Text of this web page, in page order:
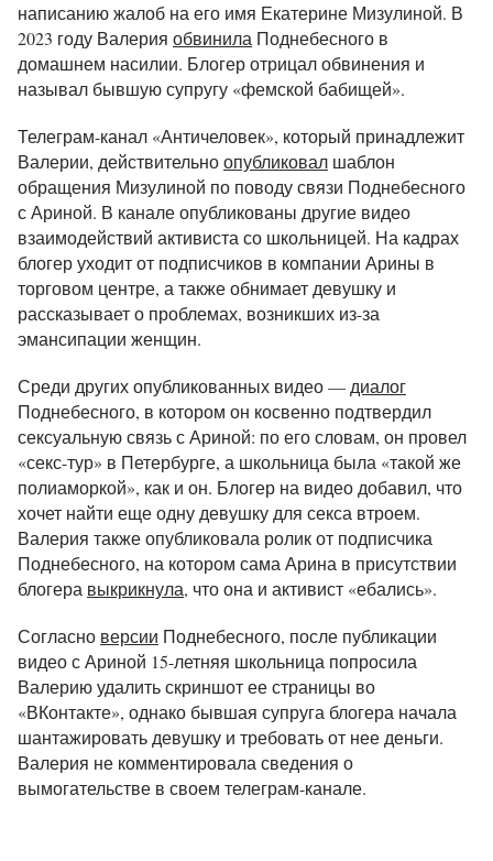
написанию жалоб на его имя Екатерине Мизулиной. В
2023 году Валерия обвинила Поднебесного в
домашнем насилии. Блогер отрицал обвинения и
называл бывшую супругу «фемской бабищей».
Телеграм-канал «Античеловек», который принадлежит
Валерии, действительноопубликовал шаблон
обращения Мизулиной по поводу связи Поднебесного
с Ариной. В канале опубликованы другие видео
взаимодействий активиста со школьницей. На кадрах
блогер уходит от подписчиков в компании Арины в
торговом центре, а также обнимает девушку и
рассказывает о проблемах, возникших из-за
эмансипации женщин.
Среди других опубликованных видео — диалог
Поднебесного, в котором он косвенно подтвердил
сексуальную связь с Ариной: по его словам, он провел
«секс-тур» в Петербурге, а школьница была «такой же
полиаморкой», как и он. Блогер на видео добавил, что
хочет найти еще одну девушку для секса втроем.
Валерия также опубликовала ролик от подписчика
Поднебесного, на котором сама Арина в присутствии
блогера выкрикнула, что она и активист «ебались».
Согласно версии Поднебесного, после публикации
видео с Ариной 15-летняя школьница попросила
Валерию удалить скриншот ее страницы во
«ВКонтакте», однако бывшая супруга блогера начала
шантажировать девушку и требовать от нее деньги.
Валерия не комментировала сведения о
вымогательстве в своем телеграм-канале.